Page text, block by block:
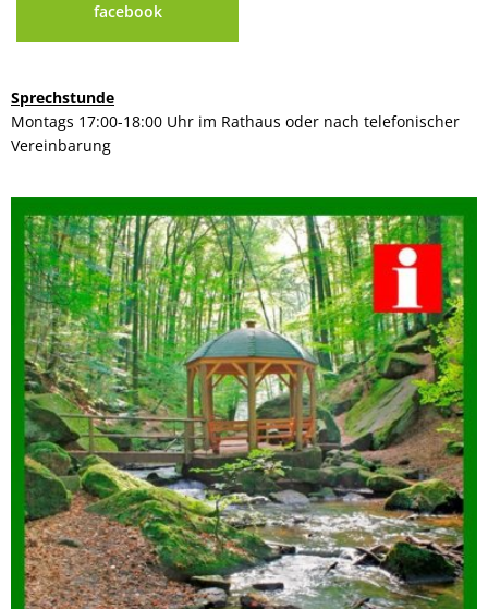
facebook
Sprechstunde
Montags 17:00-18:00 Uhr im Rathaus oder nach telefonischer
Vereinbarung